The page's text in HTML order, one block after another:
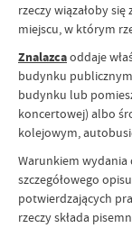
rzeczy wiązałoby
miejscu, w którym
Znalazcaoddaje
budynku
budynku lub
koncertowej) albo
kolejowym,
Warunkiem wydania
szczegółowego
potwierdzających
rzeczy składa